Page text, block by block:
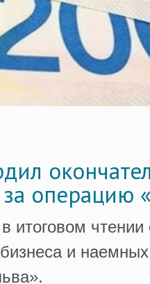
операцию
итоговом
и